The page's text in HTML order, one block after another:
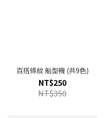
百搭條紋 船型襪 (共9色)
NT$250
NT$350